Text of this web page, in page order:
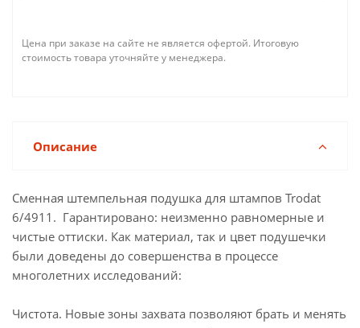
Цена при заказе на сайте не является офертой. Итоговую
стоимость товара уточняйте у менеджера.
Описание
Сменная штемпельная подушка для штампов Trodat
6/4911. Гарантировано: неизменно равномерные и
чистые оттиски. Как материал, так и цвет подушечки
были доведены до совершенства в процессе
многолетних исследований:
Чистота. Новые зоны захвата позволяют брать и менять